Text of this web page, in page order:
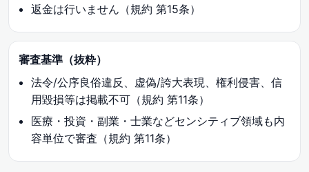
返金は行いません（規約 第15条）
審査基準（抜粋）
法令/公序良俗違反、虚偽/誇大表現、権利侵害、信
用毀損等は掲載不可（規約 第11条）
医療・投資・副業・士業などセンシティブ領域も内
容単位で審査（規約 第11条）